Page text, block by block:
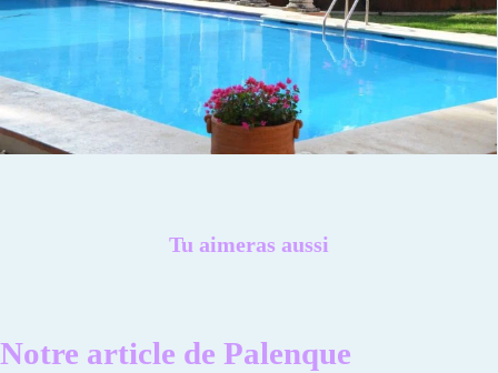
Tu aimeras aussi
Notre article de Palenque